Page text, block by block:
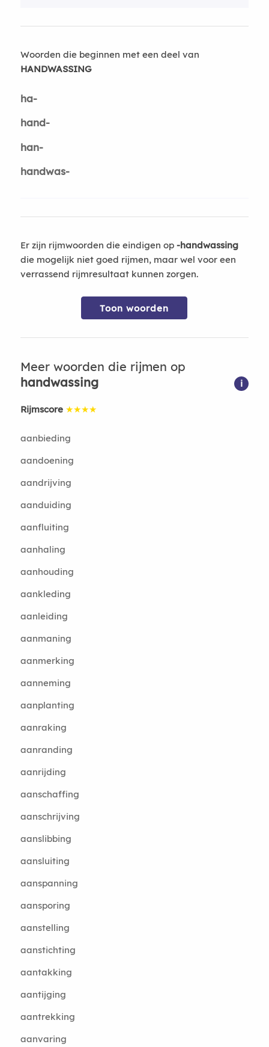
Woorden die beginnen met een deel van
HANDWASSING
ha-
hand-
han-
handwas-
Er zijn rijmwoorden die eindigen op -handwassing
die mogelijk niet goed rijmen, maar wel voor een
verrassend rijmresultaat kunnen zorgen.
Toon woorden
Meer woorden die rijmen op
handwassing
i
Rijmscore ★★★★
aanbieding
aandoening
aandrijving
aanduiding
aanfluiting
aanhaling
aanhouding
aankleding
aanleiding
aanmaning
aanmerking
aanneming
aanplanting
aanraking
aanranding
aanrijding
aanschaffing
aanschrijving
aanslibbing
aansluiting
aanspanning
aansporing
aanstelling
aanstichting
aantakking
aantijging
aantrekking
aanvaring